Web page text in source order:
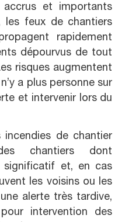
et importants
les feux de chantiers
rapidement
dépourvus de tout
risques augmentent
a plus personne sur
et intervenir lors du
incendies de chantier
chantiers dont
significatif et, en cas
les voisins ou les
alerte très tardive,
intervention des